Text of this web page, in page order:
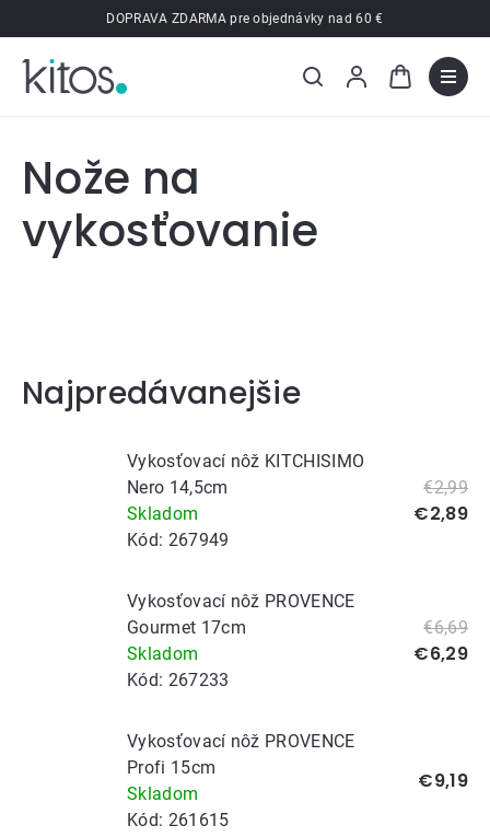
na
obsah
DOPRAVA ZDARMA pre objednávky nad 60 €
Nože na
vykosťovanie
Najpredávanejšie
Vykosťovací nôž KITCHISIMO
Nero 14,5cm
Skladom
Kód: 267949
€2,99
€2,89
Vykosťovací nôž PROVENCE
Gourmet 17cm
Skladom
Kód: 267233
€6,69
€6,29
Vykosťovací nôž PROVENCE
Profi 15cm
Skladom
Kód: 261615
€9,19